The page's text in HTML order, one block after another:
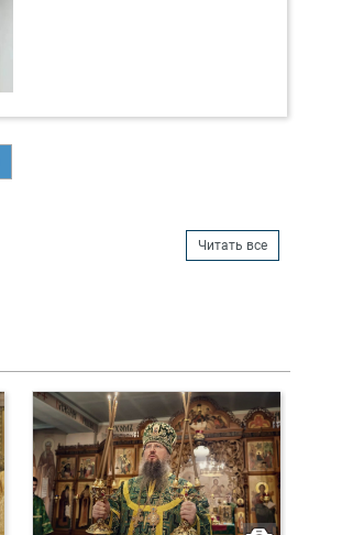
Читать все